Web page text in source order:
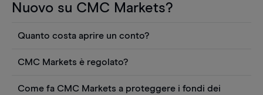
Nuovo su CMC Markets?
Quanto costa aprire un conto?
Puoi anche visualizzare gratuitamente i prezzi e
utilizzare strumenti come grafici, notizie Reuters
CMC Markets è regolato?
Come fa CMC Markets a proteggere i fondi dei